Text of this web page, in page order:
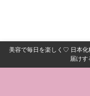
美容で毎日を楽しく♡ 日本化
届けす